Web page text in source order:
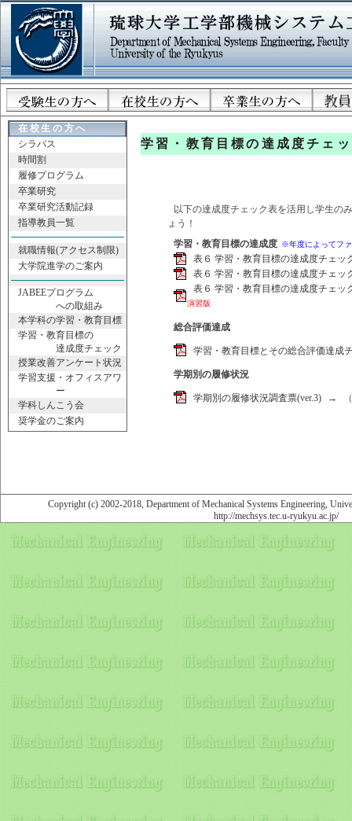
在校生の方へ
シラバス
時間割
履修プログラム
卒業研究
卒業研究活動記録
指導教員一覧
就職情報(アクセス制限)
大学院進学のご案内
JABEEプログラム
への取組み
本学科の学習・教育目標
学習・教育目標の
達成度チェック
授業改善アンケート状況
学習支援・オフィスアワ
ー
学科しんこう会
奨学金のご案内
学習・教育目標の達成度チェ
以下の達成度チェック表を活用し学生の
ょう！
学習・教育目標の達成度 ※年度によってフ
表６ 学習・教育目標の達成度チェッ
表６ 学習・教育目標の達成度チェッ
表６ 学習・教育目標の達成度チェッ
演習版
総合評価達成
学習・教育目標とその総合評価達成
学期別の履修状況
学期別の履修状況調査票(ver.3) → （
Copyright (c) 2002-2018, Department of Mechanical Systems Engineering,
http://mechsys.tec.u-ryukyu.ac.jp/